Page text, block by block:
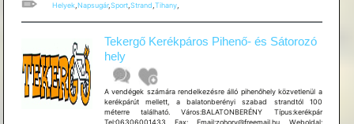
Hajóállomási
strand
Napsugár
Beach
Helyek,Napsugár,Sport,Strand,Tihany,
Tekergő Kerékpáros Pihenő- és Sátorozó
hely
A vendégek számára rendelkezésre álló pihenőhely közvetlenül a
kerékpárút mellett, a balatonberényi szabad strandtól 100
méterre található. Város:BALATONBERÉNY Típus:kerékpár
Tel:06306001433 Fax: Email:zohorv@freemail.hu Weboldal: